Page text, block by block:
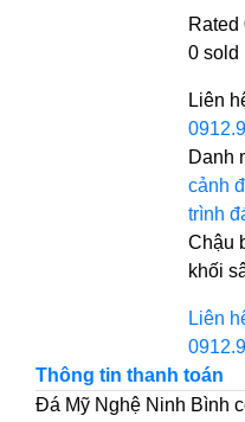
Rated
0 sold
Liên
Danh
cảnh
trình
Chậu
khối
Liên
Thông tin thanh toán
Đá Mỹ Nghệ Ninh Bình